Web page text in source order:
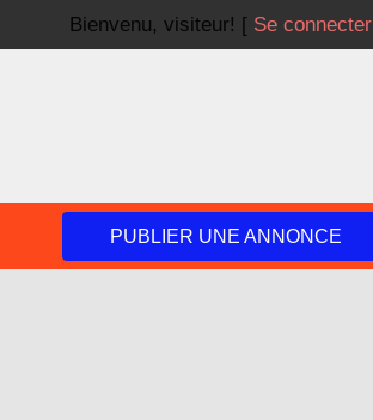
Bienvenu, visiteur! [ Se connecter
PUBLIER UNE ANNONCE